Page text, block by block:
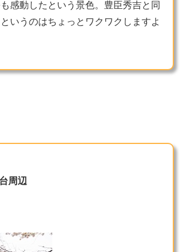
感動したという景色。豊臣秀吉と同
いうのはちょっとワクワクしますよ
周辺